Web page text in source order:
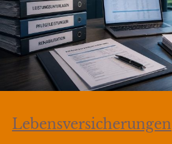
Lebensversicherungen